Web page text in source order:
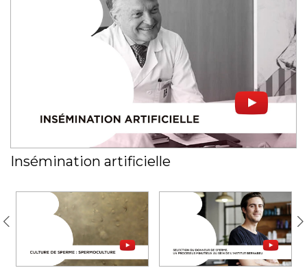
Insémination artificielle